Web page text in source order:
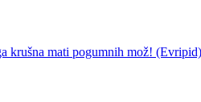
krušna mati pogumnih mož!